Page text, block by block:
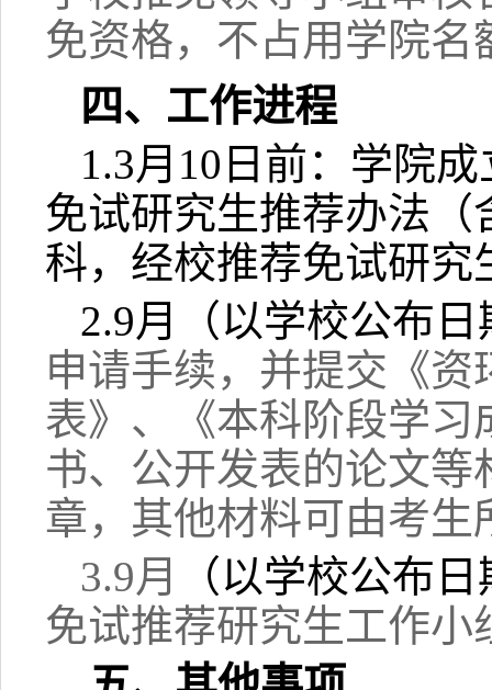
免资格，不占用学院名
四、工作进程
1.3月10日前：学院
免试研究生推荐办法
科，经校推荐免试研
2.9月（以学校公布
申请手续，并提交《
表》、《本科阶段学
书、公开发表的论文
章，其他材料可由考生
3.9月
（以学校公布
免试推荐研究生工作